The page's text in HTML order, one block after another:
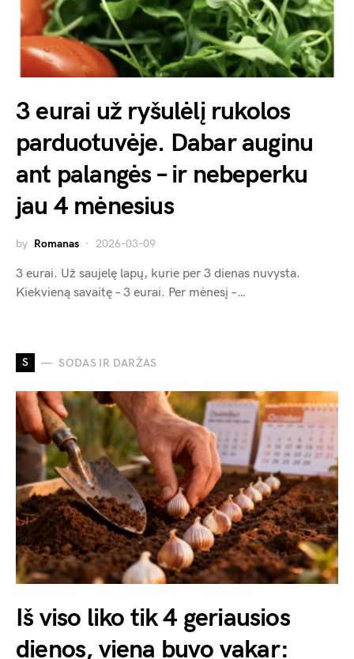
3 eurai už ryšulėlį rukolos
parduotuvėje. Dabar auginu
ant palangės – ir nebeperku
jau 4 mėnesius
by Romanas 2026-03-09
3 eurai. Už saujelę lapų, kurie per 3 dienas nuvysta.
Kiekvieną savaitę – 3 eurai. Per mėnesį –…
S SODAS IR DARŽAS
Iš viso liko tik 4 geriausios
dienos, viena buvo vakar: